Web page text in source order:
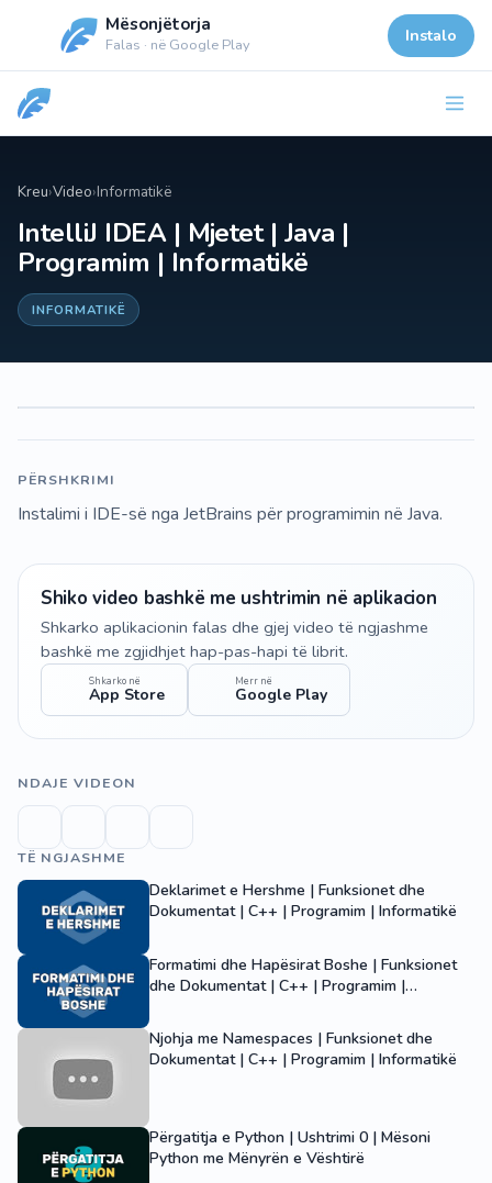
Mësonjëtorja
Falas · në Google Play Instalo
Kreu›Video›Informatikë
IntelliJ IDEA | Mjetet | Java |
Programim | Informatikë
INFORMATIKË
PËRSHKRIMI
Instalimi i IDE-së nga JetBrains për programimin në Java.
Shiko video bashkë me ushtrimin në aplikacion
Shkarko aplikacionin falas dhe gjej video të ngjashme
bashkë me zgjidhjet hap-pas-hapi të librit.
Shkarko në
App Store
Merr në
Google Play
NDAJE VIDEON
TË NGJASHME
Deklarimet e Hershme | Funksionet dhe
Dokumentat | C++ | Programim | Informatikë
Formatimi dhe Hapësirat Boshe | Funksionet
dhe Dokumentat | C++ | Programim |
Njohja me Namespaces | Funksionet dhe
Dokumentat | C++ | Programim | Informatikë
Përgatitja e Python | Ushtrimi 0 | Mësoni
Python me Mënyrën e Vështirë